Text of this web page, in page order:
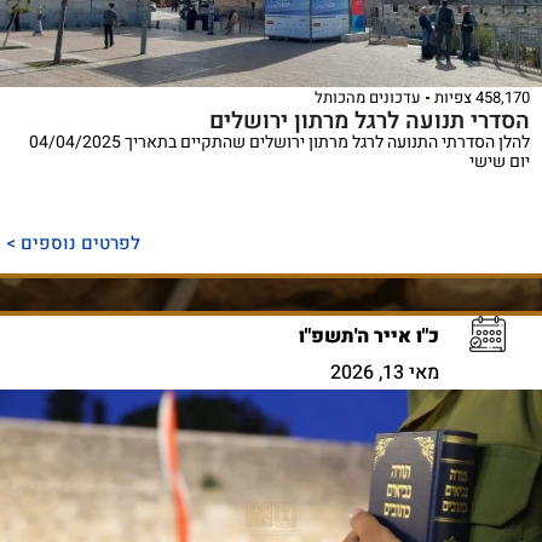
458,170 צפיות עדכונים מהכותל
הסדרי תנועה לרגל מרתון ירושלים
להלן הסדרתי התנועה לרגל מרתון ירושלים שהתקיים בתאריך 04/04/2025
יום שישי
לפרטים נוספים >
כ"ו אייר ה'תשפ"ו
מאי 13, 2026